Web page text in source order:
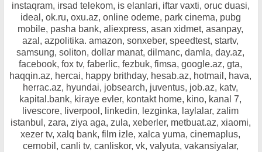
instaqram, irsad telekom, is elanlari, iftar vaxti, oruc duasi,
ideal, ok.ru, oxu.az, online odeme, park cinema, pubg
mobile, pasha bank, aliexpress, asan xidmet, asanpay,
azal, azpolitika. amazon, sonxeber, speedtest, startv,
samsung, soliton, dollar manat, dilmanc, damla, day.az,
facebook, fox tv, faberlic, fezbuk, fimsa, google.az, gta,
haqqin.az, hercai, happy brithday, hesab.az, hotmail, hava,
herrac.az, hyundai, jobsearch, juventus, job.az, katv,
kapital.bank, kiraye evler, kontakt home, kino, kanal 7,
livescore, liverpool, linkedin, lezginka, laylalar, zalim
istanbul, zara, ziya aga, zula, xeberler, metbuat.az, xiaomi,
xezer tv, xalq bank, film izle, xalca yuma, cinemaplus,
cernobil, canli tv, canliskor, vk, valyuta, vakansiyalar,